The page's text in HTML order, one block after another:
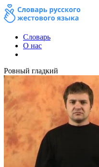
Словарь
О нас
Ровный гладкий